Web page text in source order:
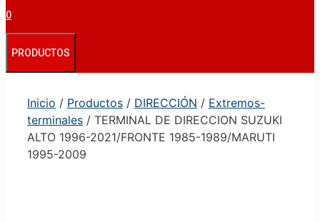
0
PRODUCTOS
Inicio / Productos / DIRECCIÓN / Extremos-
terminales / TERMINAL DE DIRECCION SUZUKI
ALTO 1996-2021/FRONTE 1985-1989/MARUTI
1995-2009